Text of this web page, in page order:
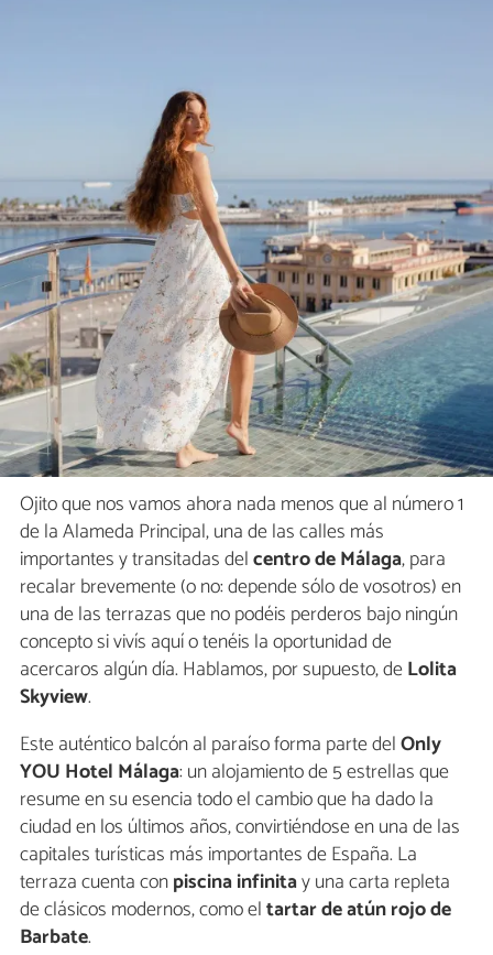
Ojito que nos vamos ahora nada menos que al número 1
de la Alameda Principal, una de las calles más
importantes y transitadas delcentro de Málaga, para
recalar brevemente (o no: depende sólo de vosotros) en
una de las terrazas que no podéis perderos bajo ningún
concepto si vivís aquí o tenéis la oportunidad de
acercaros algún día. Hablamos, por supuesto, deLolita
Skyview.
Este auténtico balcón al paraíso forma parte delOnly
YOU Hotel Málaga: un alojamiento de 5 estrellas que
resume en su esencia todo el cambio que ha dado la
ciudad en los últimos años, convirtiéndose en una de las
capitales turísticas más importantes de España. La
terraza cuenta conpiscina infinitay una carta repleta
de clásicos modernos, como eltartar de atún rojo de
Barbate.